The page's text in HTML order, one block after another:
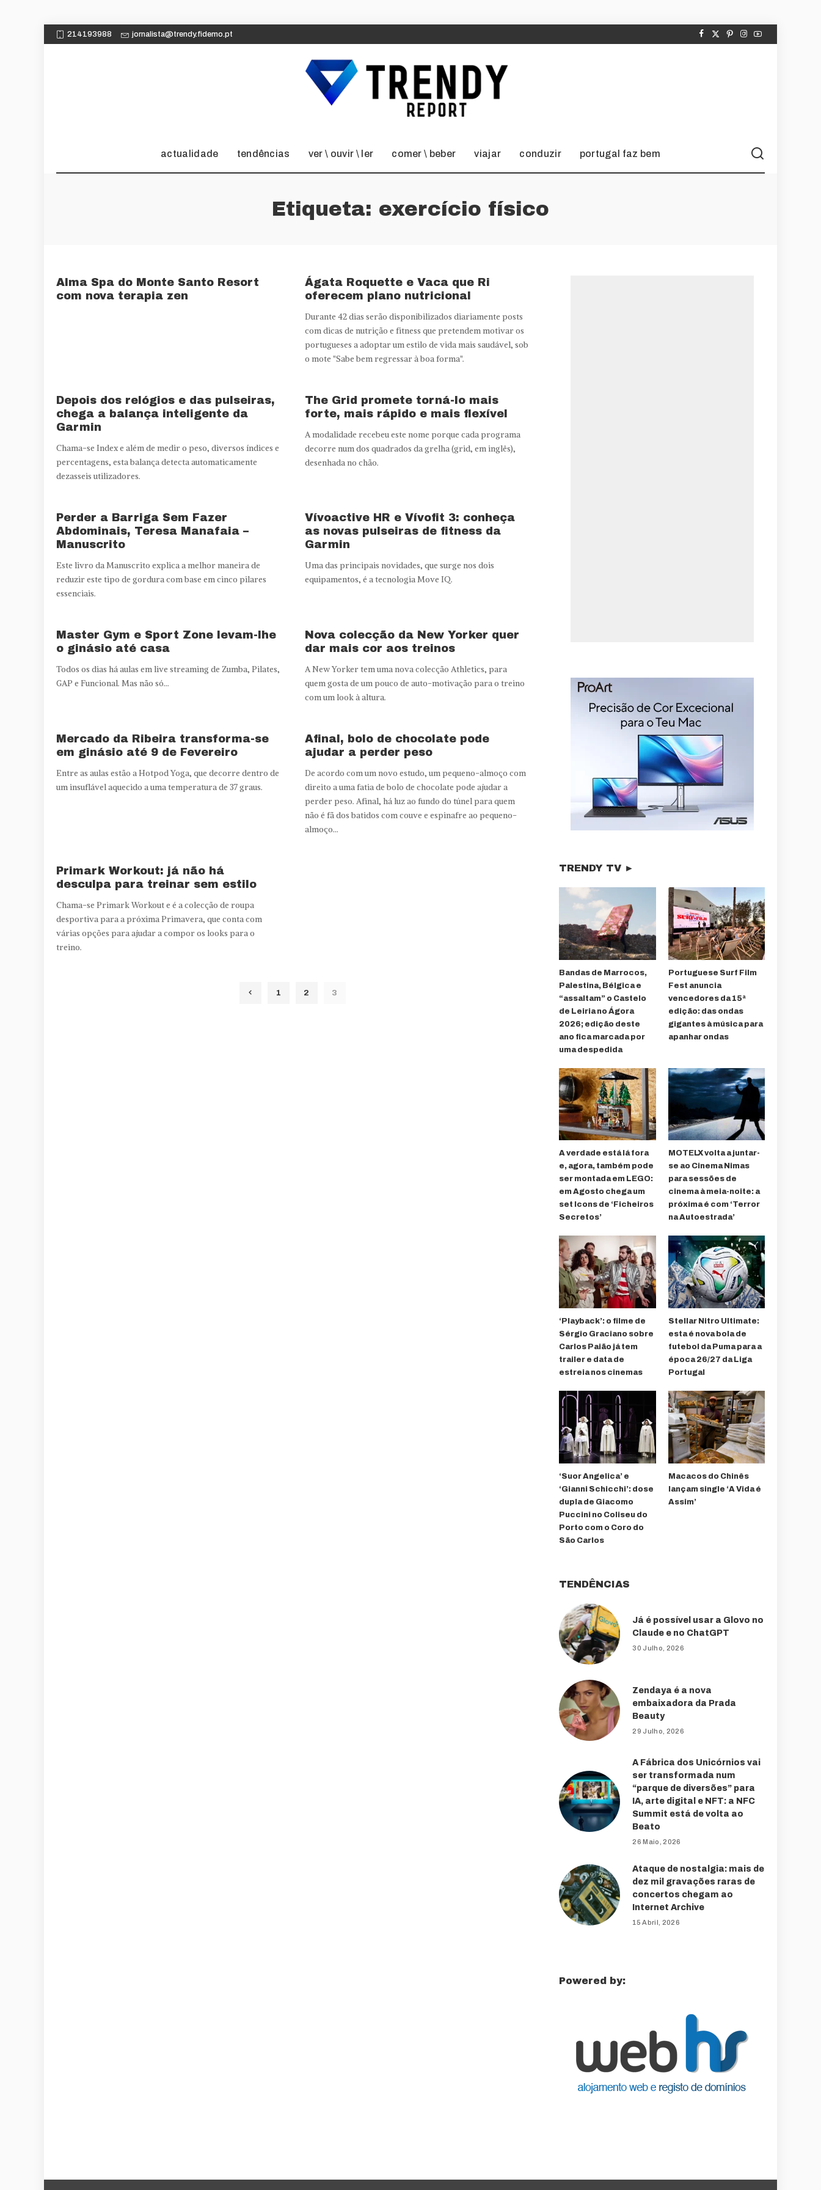
214193988 jornalista@trendy.fidemo.pt
actualidade tendências ver \ ouvir \ ler comer \ beber viajar conduzir portugal faz bem
Etiqueta: exercício físico
Alma Spa do Monte Santo Resort
com nova terapia zen
Ágata Roquette e Vaca que Ri
oferecem plano nutricional
Durante 42 dias serão disponibilizados diariamente posts
com dicas de nutrição e fitness que pretendem motivar os
portugueses a adoptar um estilo de vida mais saudável, sob
o mote "Sabe bem regressar à boa forma".
Depois dos relógios e das pulseiras,
chega a balança inteligente da
Garmin
Chama-se Index e além de medir o peso, diversos índices e
percentagens, esta balança detecta automaticamente
dezasseis utilizadores.
The Grid promete torná-lo mais
forte, mais rápido e mais flexível
A modalidade recebeu este nome porque cada programa
decorre num dos quadrados da grelha (grid, em inglês),
desenhada no chão.
Perder a Barriga Sem Fazer
Abdominais, Teresa Manafaia –
Manuscrito
Este livro da Manuscrito explica a melhor maneira de
reduzir este tipo de gordura com base em cinco pilares
essenciais.
Vívoactive HR e Vívofit 3: conheça
as novas pulseiras de fitness da
Garmin
Uma das principais novidades, que surge nos dois
equipamentos, é a tecnologia Move IQ.
Master Gym e Sport Zone levam-lhe
o ginásio até casa
Todos os dias há aulas em live streaming de Zumba, Pilates,
GAP e Funcional. Mas não só...
Nova colecção da New Yorker quer
dar mais cor aos treinos
A New Yorker tem uma nova colecção Athletics, para
quem gosta de um pouco de auto-motivação para o treino
com um look à altura.
Mercado da Ribeira transforma-se
em ginásio até 9 de Fevereiro
Entre as aulas estão a Hotpod Yoga, que decorre dentro de
um insuflável aquecido a uma temperatura de 37 graus.
Afinal, bolo de chocolate pode
ajudar a perder peso
De acordo com um novo estudo, um pequeno-almoço com
direito a uma fatia de bolo de chocolate pode ajudar a
perder peso. Afinal, há luz ao fundo do túnel para quem
não é fã dos batidos com couve e espinafre ao pequeno-
almoço...
Primark Workout: já não há
desculpa para treinar sem estilo
Chama-se Primark Workout e é a colecção de roupa
desportiva para a próxima Primavera, que conta com
várias opções para ajudar a compor os looks para o
treino.
1 2 3
TRENDY TV ►
Bandas de Marrocos,
Palestina, Bélgica e
“assaltam” o Castelo
de Leiria no Ágora
2026; edição deste
ano fica marcada por
uma despedida
Portuguese Surf Film
Fest anuncia
vencedores da 15ª
edição: das ondas
gigantes à música para
apanhar ondas
A verdade está lá fora
e, agora, também pode
ser montada em LEGO:
em Agosto chega um
set Icons de ‘Ficheiros
Secretos’
MOTELX volta a juntar-
se ao Cinema Nimas
para sessões de
cinema à meia-noite: a
próxima é com ‘Terror
na Autoestrada’
‘Playback’: o filme de
Sérgio Graciano sobre
Carlos Paião já tem
trailer e data de
estreia nos cinemas
Stellar Nitro Ultimate:
esta é nova bola de
futebol da Puma para a
época 26/27 da Liga
Portugal
‘Suor Angelica’ e
‘Gianni Schicchi’: dose
dupla de Giacomo
Puccini no Coliseu do
Porto com o Coro do
São Carlos
Macacos do Chinês
lançam single ‘A Vida é
Assim’
TENDÊNCIAS
Já é possível usar a Glovo no
Claude e no ChatGPT
30 Julho, 2026
Zendaya é a nova
embaixadora da Prada
Beauty
29 Julho, 2026
A Fábrica dos Unicórnios vai
ser transformada num
“parque de diversões” para
IA, arte digital e NFT: a NFC
Summit está de volta ao
Beato
26 Maio, 2026
Ataque de nostalgia: mais de
dez mil gravações raras de
concertos chegam ao
Internet Archive
15 Abril, 2026
Powered by: